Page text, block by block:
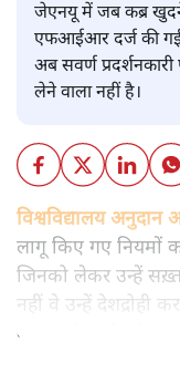
जेएनयू में जब कब्र
एफआईआर दर्ज की गई।
अब सवर्ण
लेने वाला नहीं है।
विश्वविद्यालय अनुदान
लागू किए गए नियमों
जिनको लेकर उन्हें
नहीं वे उन्हें देशद्रोही
बाहर चले जाने को कह